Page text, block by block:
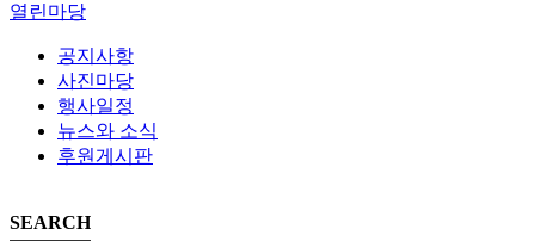
열린마당
공지사항
사진마당
행사일정
뉴스와 소식
후원게시판
SEARCH